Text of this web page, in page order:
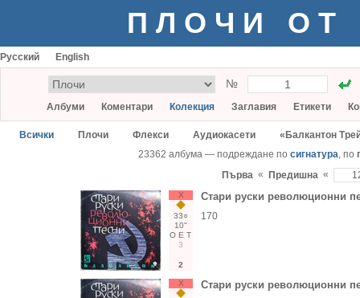
ПЛОЧИ ОТ
Русский English
№
Албуми Коментари Колекция Заглавия Етикети
Всички Плочи Флекси Аудиокасети
«Балкантон
23362 албума — подреждане по сигнатура, по
Първа « Предишна «
Х
33○
10"
О Е Т
3
2
Стари руски революционни
170
Х Стари руски революционни